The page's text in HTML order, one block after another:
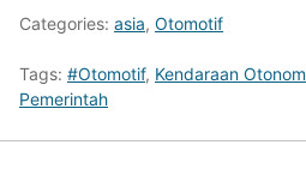
Categories: asia, Otomotif
Tags: #Otomotif, Kendaraan Otonom
Pemerintah